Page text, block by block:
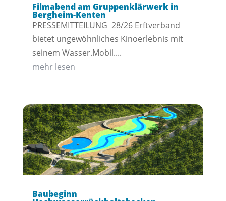
Filmabend am Gruppenklärwerk in
Bergheim-Kenten
PRESSEMITTEILUNG 28/26 Erftverband
bietet ungewöhnliches Kinoerlebnis mit
seinem Wasser.Mobil....
mehr lesen
Baubeginn